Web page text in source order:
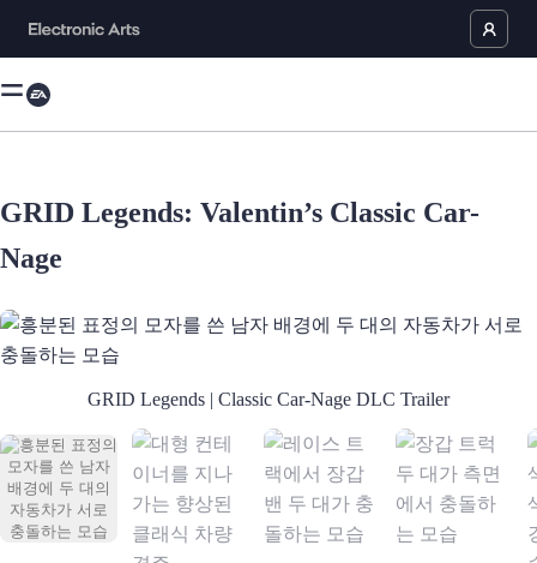
GRID Legends: Valentin’s Classic Car-
Nage
흥분된 표정의 모자를 쓴 남자 배경에 두 대의 자동차가 서로
GRID Legends | Classic Car-Nage DLC Trailer